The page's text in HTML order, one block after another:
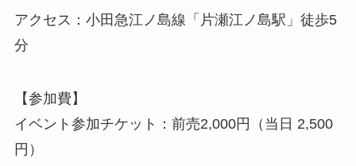
アクセス：小田急江ノ島線「片瀬江ノ島駅」徒歩5
分
【参加費】
イベント参加チケット：前売2,000円（当日 2,500
円）